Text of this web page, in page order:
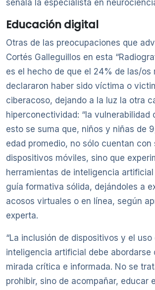
señala la especialista en
Educación digital
Otras de las preocupaciones que
Cortés Galleguillos en esta
es el hecho de que el 24% de las/os
declararon haber sido víctima o
ciberacoso, dejando a la luz la otra
hiperconectividad: “la vulnerabilidad
esto se suma que, niños y niñas de
edad promedio, no sólo cuentan con
dispositivos móviles, sino que
herramientas de inteligencia artificial
guía formativa sólida, dejándoles a
acosos virtuales o en línea, según
experta.
“La inclusión de dispositivos y el uso
inteligencia artificial debe abordarse
mirada crítica e informada. No se
prohibir, sino de acompañar, educar